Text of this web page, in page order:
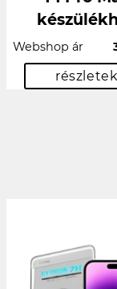
Webshop ár
részletek